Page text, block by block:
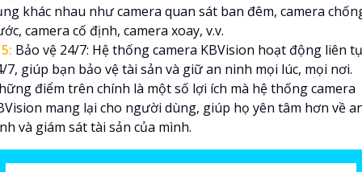
khác nhau như camera quan sát ban đêm, camera
camera cố định, camera xoay, v.v.
5: Bảo vệ 24/7: Hệ thống camera KBVision hoạt động liên
7, giúp bạn bảo vệ tài sản và giữ an ninh mọi lúc, mọi nơi.
điểm trên chính là một số lợi ích mà hệ thống camera
mang lại cho người dùng, giúp họ yên tâm hơn về
và giám sát tài sản của mình.